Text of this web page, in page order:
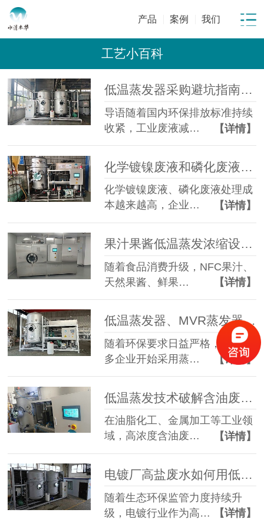
产品 案例 我们
工艺小百科
低温蒸发器采购避坑指南：工业废水蒸发设备选型10大坑
导语随着国内环保排放标准持续
收紧，工业废液减…
【详情】
化学镀镍废液、磷化废液处理成
本越来越高，企业…
【详情】
果汁果酱低温蒸发浓缩设备选型指南：六大核心因素全面解析
随着食品消费升级，NFC果汁、
天然果酱、鲜果…
【详情】
低温蒸发器、MVR蒸发器、三效蒸发器这么多蒸发器，到底该如何选择？
随着环保要求日益严格，越来越
多企业开始采用蒸…
【详情】
在油脂化工、金属加工等工业领
域，高浓度含油废…
【详情】
电镀厂高盐废水如何用低温蒸发器实现零排放？完整工艺解析
随着生态环保监管力度持续升
级，电镀行业作为高…
【详情】